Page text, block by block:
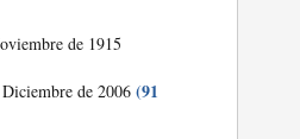
de 1915
Diciembre de 2006(91